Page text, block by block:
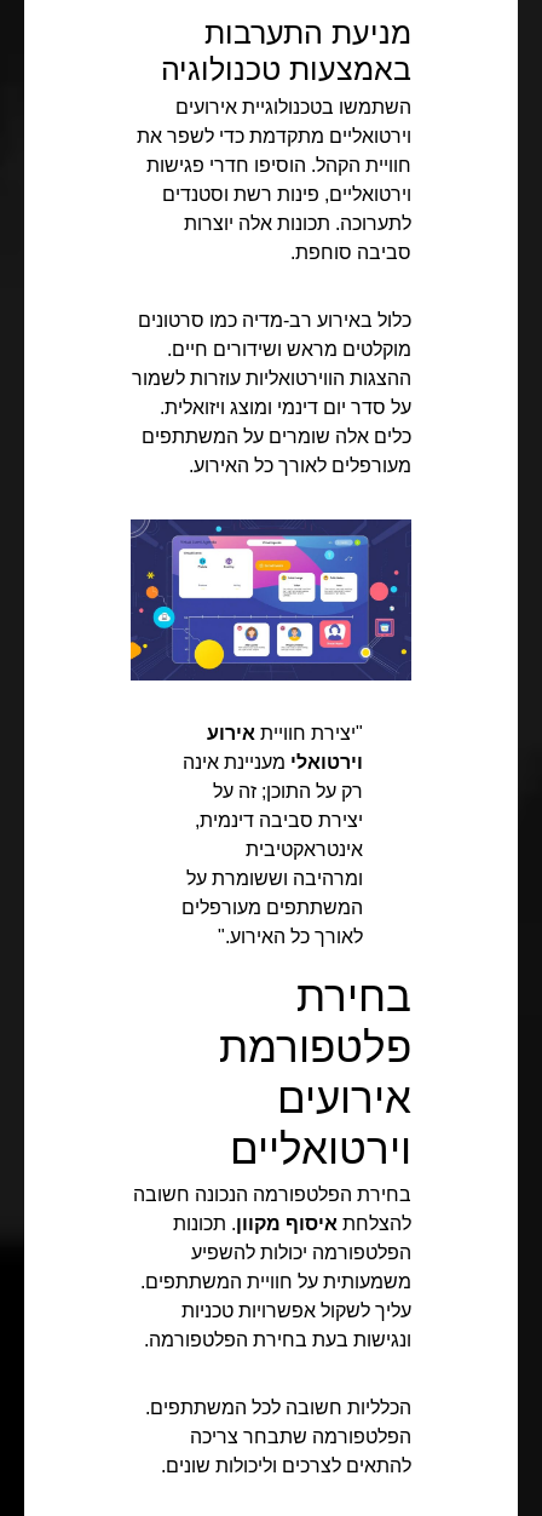
מניעת התערבות
באמצעות טכנולוגיה
השתמשו בטכנולוגיית אירועים
וירטואליים מתקדמת כדי לשפר את
חוויית הקהל. הוסיפו חדרי פגישות
וירטואליים, פינות רשת וסטנדים
לתערוכה. תכונות אלה יוצרות
סביבה סוחפת.
כלול באירוע רב-מדיה כמו סרטונים
מוקלטים מראש ושידורים חיים.
ההצגות הווירטואליות עוזרות לשמור
על סדר יום דינמי ומוצג ויזואלית.
כלים אלה שומרים על המשתתפים
מעורפלים לאורך כל האירוע.
"יצירת חוויית אירוע
וירטואלי מעניינת אינה
רק על התוכן; זה על
יצירת סביבה דינמית,
אינטראקטיבית
ומרהיבה וששומרת על
המשתתפים מעורפלים
לאורך כל האירוע."
בחירת
פלטפורמת
אירועים
וירטואליים
בחירת הפלטפורמה הנכונה חשובה
להצלחת איסוף מקוון. תכונות
הפלטפורמה יכולות להשפיע
משמעותית על חוויית המשתתפים.
עליך לשקול אפשרויות טכניות
ונגישות בעת בחירת הפלטפורמה.
הכלליות חשובה לכל המשתתפים.
הפלטפורמה שתבחר צריכה
להתאים לצרכים וליכולות שונים.